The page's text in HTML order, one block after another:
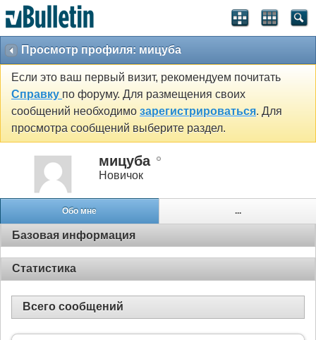
Просмотр профиля: мицуба
Если это ваш первый визит, рекомендуем почитать
Справку по форуму. Для размещения своих
сообщений необходимо зарегистрироваться. Для
просмотра сообщений выберите раздел.
мицуба
Новичок
Обо мне ...
Базовая информация
Статистика
Всего сообщений